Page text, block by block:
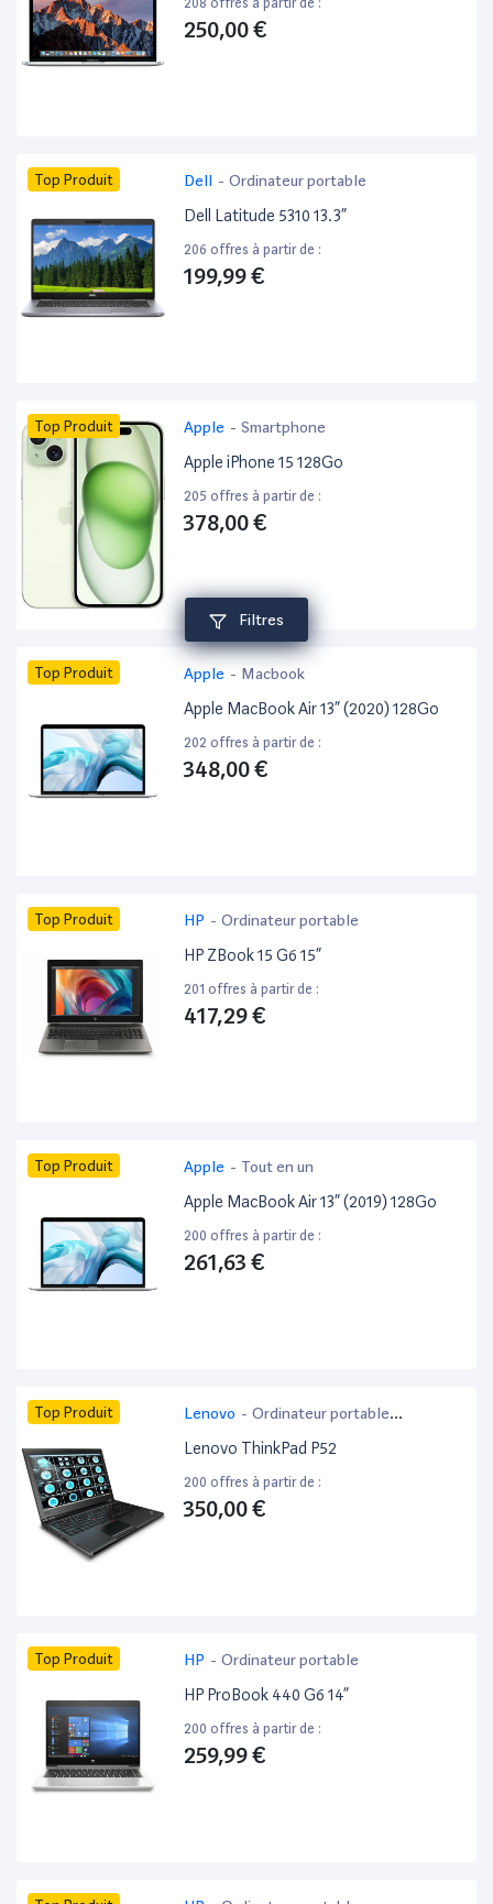
Filtres
250,00 €
Top Produit Dell - Ordinateur portable
Dell Latitude 5310 13.3”
206 offres à partir de :
199,99 €
Top Produit Apple - Smartphone
Apple iPhone 15 128Go
205 offres à partir de :
378,00 €
Top Produit Apple - Macbook
Apple MacBook Air 13” (2020) 128Go
202 offres à partir de :
348,00 €
Top Produit HP - Ordinateur portable
HP ZBook 15 G6 15”
201 offres à partir de :
417,29 €
Top Produit Apple - Tout en un
Apple MacBook Air 13” (2019) 128Go
200 offres à partir de :
261,63 €
Top Produit Lenovo - Ordinateur portable
bureautique
Lenovo ThinkPad P52
200 offres à partir de :
350,00 €
Top Produit HP - Ordinateur portable
HP ProBook 440 G6 14”
200 offres à partir de :
259,99 €